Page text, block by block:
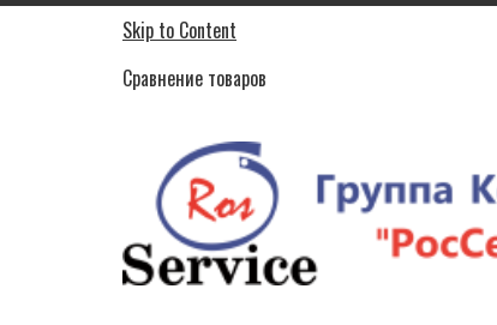
Skip to Content
Сравнение товаров